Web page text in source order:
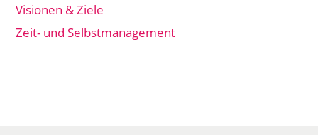
Visionen & Ziele
Zeit- und Selbstmanagement